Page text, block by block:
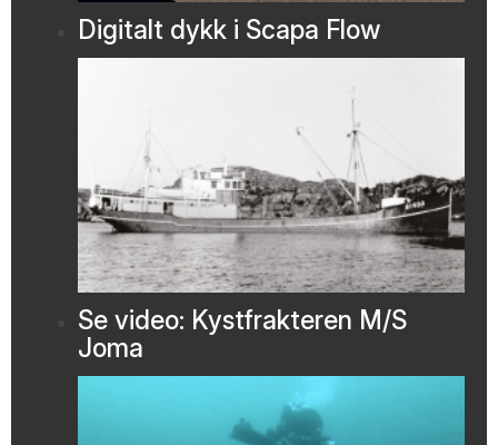
Digitalt dykk i Scapa Flow
Se video: Kystfrakteren M/S
Joma